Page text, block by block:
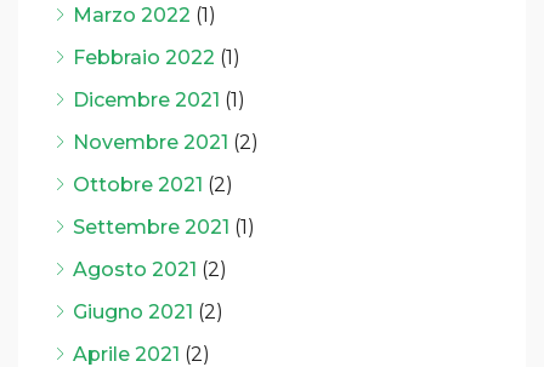
Marzo 2022 (1)
Febbraio 2022 (1)
Dicembre 2021 (1)
Novembre 2021 (2)
Ottobre 2021 (2)
Settembre 2021 (1)
Agosto 2021 (2)
Giugno 2021 (2)
Aprile 2021 (2)